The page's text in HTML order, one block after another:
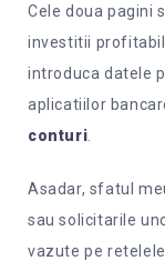
Cele doua pagini
investitii
introduca datele
aplicatiilor
conturi
Asadar, sfatul
sau solicitarile
vazute pe